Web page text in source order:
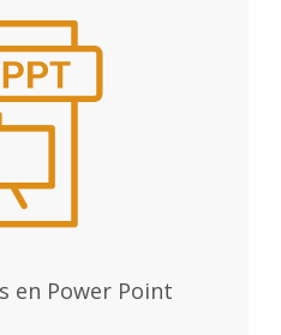
en Power Point